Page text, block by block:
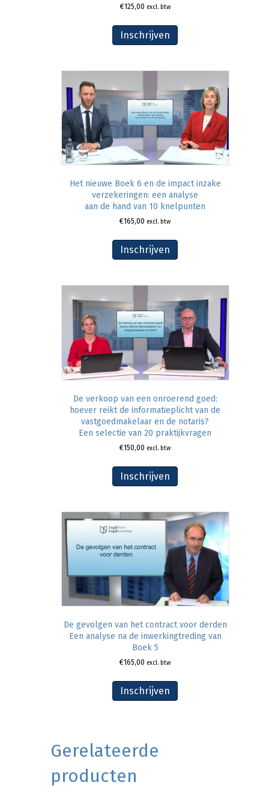
€125,00 excl. btw
Inschrijven
Het nieuwe Boek 6 en de impact inzake
verzekeringen: een analyse
aan de hand van 10 knelpunten
€165,00 excl. btw
Inschrijven
De verkoop van een onroerend goed:
hoever reikt de informatieplicht van de
vastgoedmakelaar en de notaris?
Een selectie van 20 praktijkvragen
€150,00 excl. btw
Inschrijven
De gevolgen van het contract voor derden
Een analyse na de inwerkingtreding van
Boek 5
€165,00 excl. btw
Inschrijven
Gerelateerde
producten